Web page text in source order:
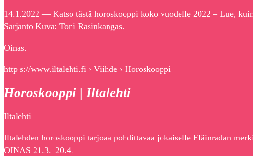
14.1.2022 — Katso tästä horoskooppi koko vuodelle 2022 – Lue,
Sarjanto Kuva: Toni Rasinkangas.
Oinas.
http s://www.iltalehti.fi › Viihde › Horoskooppi
Horoskooppi | Iltalehti
Iltalehti
Iltalehden horoskooppi tarjoaa pohdittavaa jokaiselle Eläinradan
OINAS 21.3.–20.4.